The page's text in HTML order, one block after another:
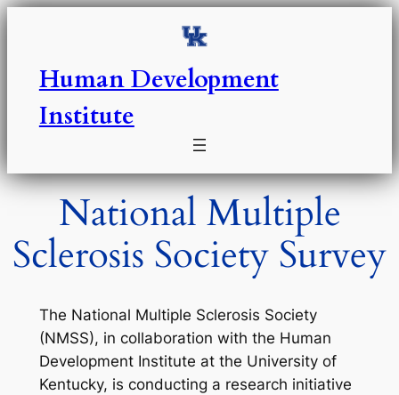
Skip
Human Development
Institute
National Multiple
Sclerosis Society Survey
The National Multiple Sclerosis Society
(NMSS), in collaboration with the Human
Development Institute at the University of
Kentucky, is conducting a research initiative